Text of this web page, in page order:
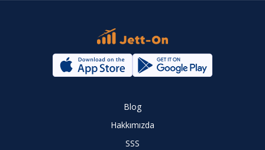
Blog
Hakkımızda
SSS